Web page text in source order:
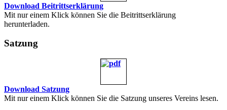
Download Beitrittserklärung
Mit nur einem Klick können Sie die Beitrittserklärung
herunterladen.
Satzung
Download Satzung
Mit nur einem Klick können Sie die Satzung unseres Vereins lesen.